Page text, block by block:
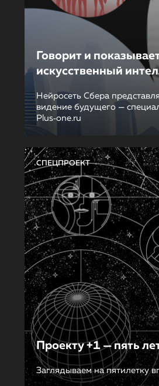
Говорит и
искусственный
Нейросеть Сбера
видение будущего —
Plus‑one.ru
СПЕЦПРОЕКТ
Проекту +1 — пять
Заглядываем на пятилетку